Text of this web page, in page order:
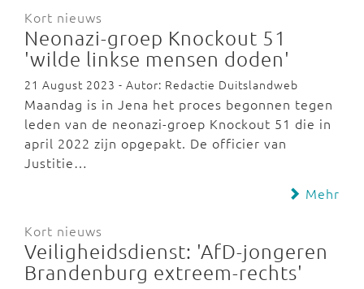
Kort nieuws
Neonazi-groep Knockout 51
'wilde linkse mensen doden'
21 August 2023 - Autor: Redactie Duitslandweb
Maandag is in Jena het proces begonnen tegen
leden van de neonazi-groep Knockout 51 die in
april 2022 zijn opgepakt. De officier van
Justitie…
Mehr
Kort nieuws
Veiligheidsdienst: 'AfD-jongeren
Brandenburg extreem-rechts'